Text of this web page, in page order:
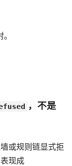
，不是
或规则链显式拒
现成